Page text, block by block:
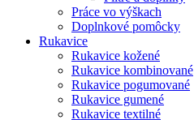
Práce vo výškach
Doplnkové pomôcky
Rukavice
Rukavice kožené
Rukavice kombinované
Rukavice pogumované
Rukavice gumené
Rukavice textilné